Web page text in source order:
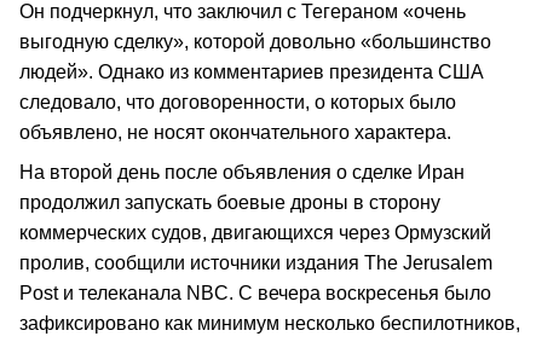
Он подчеркнул, что заключил с Тегераном «очень
выгодную сделку», которой довольно «большинство
людей». Однако из комментариев президента США
следовало, что договоренности, о которых было
объявлено, не носят окончательного характера.
На второй день после объявления о сделке Иран
продолжил запускать боевые дроны в сторону
коммерческих судов, двигающихся через Ормузский
пролив, сообщили источники издания The Jerusalem
Post и телеканала NBC. С вечера воскресенья было
зафиксировано как минимум несколько беспилотников,